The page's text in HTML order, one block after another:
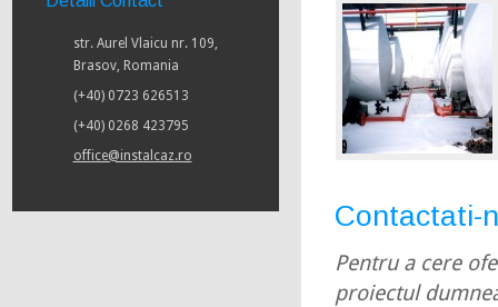
str. Aurel Vlaicu nr. 109,
Brasov, Romania
(+40) 0723 626513
(+40) 0268 423795
office@instalcaz.ro
Contactati-
Pentru a cere
proiectul